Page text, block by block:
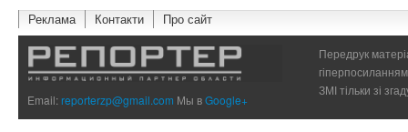
Реклама Контакти Про сайт
Email:reporterzp@gmail.com Мы вGoogle+
Передрук
ЗМІ тільки зі